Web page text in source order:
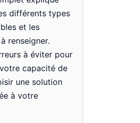
différents types
et les
renseigner.
à éviter pour
capacité de
une solution
à votre